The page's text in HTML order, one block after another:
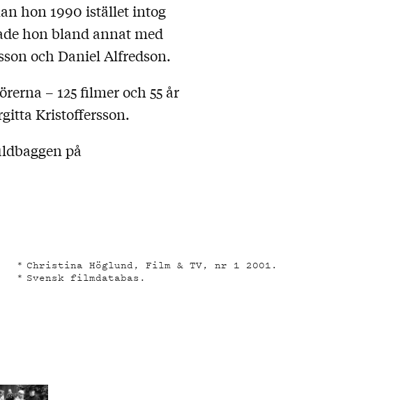
hon 1990 istället intog
hon bland annat med
och Daniel Alfredson.
– 125 filmer och 55 år
Kristoffersson.
på
Christina Höglund, Film & TV, nr 1 2001.
Svensk filmdatabas.